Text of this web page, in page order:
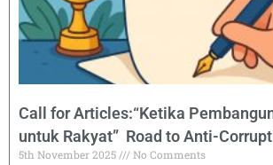
Call for Articles:“Ketika
untuk Rakyat” Road to Anti-
5th November 2025 No Comments